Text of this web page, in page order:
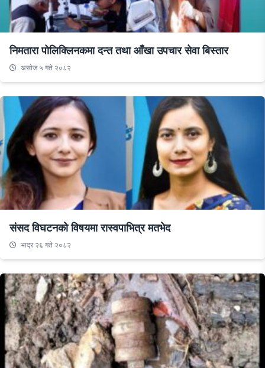
निमतारा पोलिक्लिनकमा दन्त तथा आँखा उपचार सेवा बिस्तार
असाेज ५ गते २०८२
संसद विघटनको विषयमा रास्वपाभित्र मतभेद
भाद्र २६ गते २०८२